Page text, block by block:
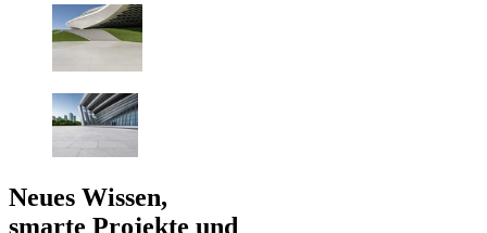
Neues Wissen,
smarte Projekte und